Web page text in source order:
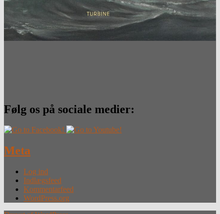
Følg os på sociale medier:
Meta
Log ind
Indlægsfeed
Kommentarfeed
WordPress.org